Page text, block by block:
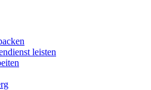
leisten